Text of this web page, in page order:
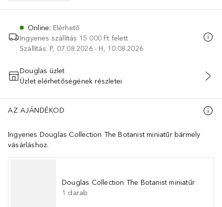
Online: Elérhető
Ingyenes szállítás 15 000 Ft felett
Szállítás: P, 07.08.2026 - H, 10.08.2026
KOSÁRBA HELYEZÉS
Douglas üzlet
Üzlet elérhetőségének részletei
AZ AJÁNDÉKOD
Ingyenes Douglas Collection The Botanist miniatűr bármely
vásárláshoz.
Douglas Collection The Botanist miniatűr
1 darab